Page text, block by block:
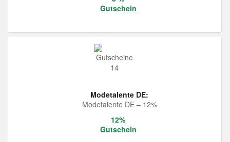
Gutschein
Modetalente DE:
Modetalente DE – 12%
12%
Gutschein